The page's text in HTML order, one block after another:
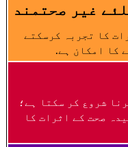
غیر صحتمند
کا تجربہ کرسکتے
کا امکان ہے.
شروع کر سکتا ہے؛
صحت کے اثرات کا